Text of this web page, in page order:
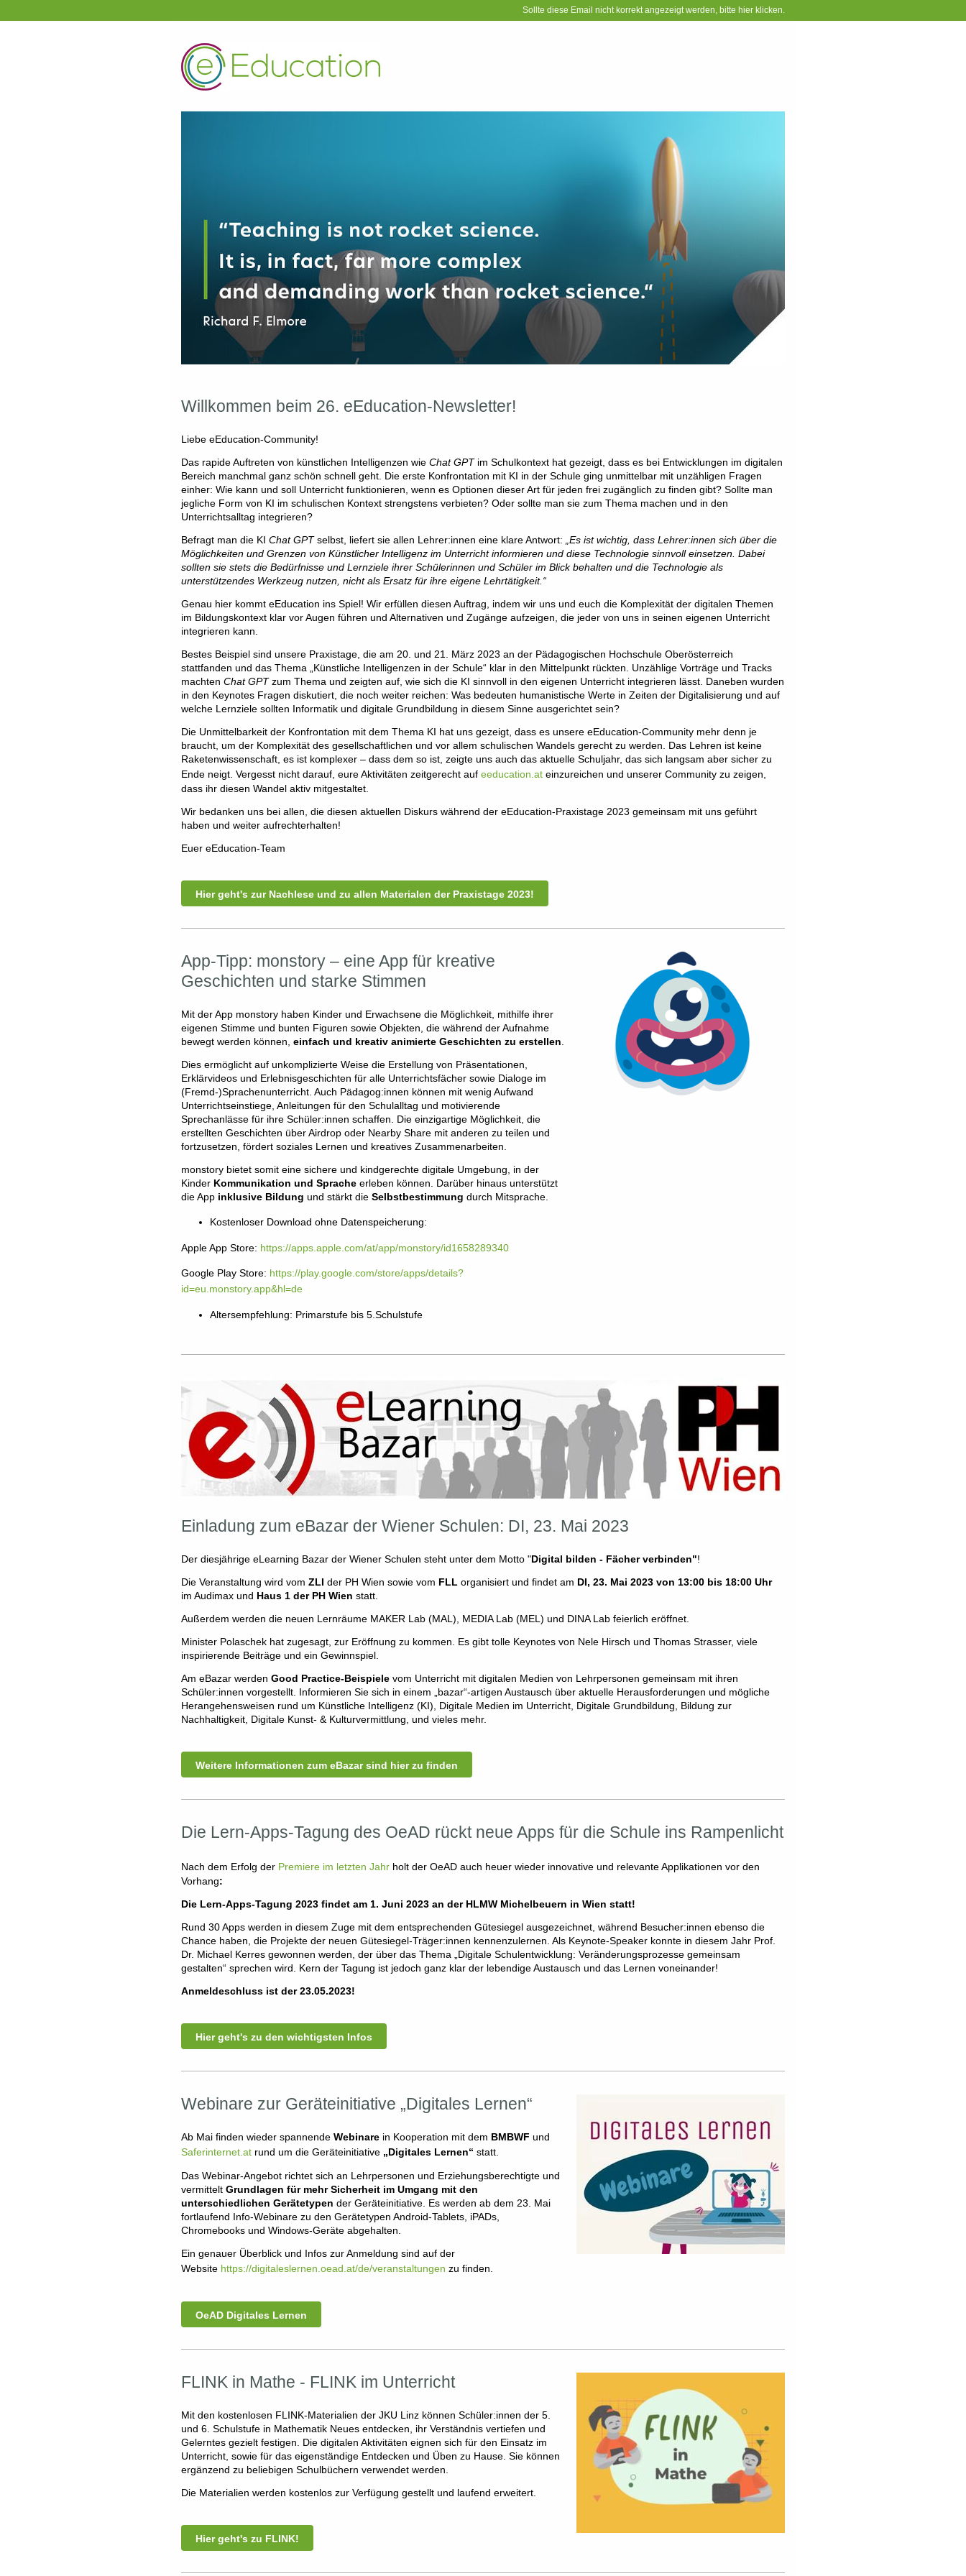
Sollte diese Email nicht korrekt angezeigt werden, bitte hier klicken.
Willkommen beim 26. eEducation-Newsletter!
Liebe eEducation-Community!
Das rapide Auftreten von künstlichen Intelligenzen wie Chat GPT im Schulkontext hat gezeigt, dass es bei Entwicklungen im digitalen
Bereich manchmal ganz schön schnell geht. Die erste Konfrontation mit KI in der Schule ging unmittelbar mit unzähligen Fragen
einher: Wie kann und soll Unterricht funktionieren, wenn es Optionen dieser Art für jeden frei zugänglich zu finden gibt? Sollte man
jegliche Form von KI im schulischen Kontext strengstens verbieten? Oder sollte man sie zum Thema machen und in den
Unterrichtsalltag integrieren?
Befragt man die KI Chat GPTselbst, liefert sie allen Lehrer:innen eine klare Antwort:
„Es ist wichtig, dass Lehrer:innen sich über die
Möglichkeiten und Grenzen von Künstlicher Intelligenz im Unterricht informieren und diese Technologie sinnvoll einsetzen. Dabei
sollten sie stets die Bedürfnisse und Lernziele ihrer Schülerinnen und Schüler im Blick behalten und die Technologie als
unterstützendes Werkzeug nutzen, nicht als Ersatz für ihre eigene Lehrtätigkeit.“
Genau hier kommt eEducation ins Spiel! Wir erfüllen diesen Auftrag, indem wir uns und euch die Komplexität der digitalen Themen
im Bildungskontext klar vor Augen führen und Alternativen und Zugänge aufzeigen, die jeder von uns in seinen eigenen Unterricht
integrieren kann.
Bestes Beispiel sind unsere Praxistage, die am 20. und 21. März 2023 an der Pädagogischen Hochschule Oberösterreich
stattfanden und das Thema „Künstliche Intelligenzen in der Schule“ klar in den Mittelpunkt rückten. Unzählige Vorträge und Tracks
machten Chat GPTzum Thema und zeigten auf, wie sich die KI sinnvoll in den eigenen Unterricht integrieren lässt. Daneben wurden
in den Keynotes Fragen diskutiert, die noch weiter reichen: Was bedeuten humanistische Werte in Zeiten der Digitalisierung und auf
welche Lernziele sollten Informatik und digitale Grundbildung in diesem Sinne ausgerichtet sein?
Die Unmittelbarkeit der Konfrontation mit dem Thema KI hat uns gezeigt, dass es unsere eEducation-Community mehr denn je
braucht, um der Komplexität des gesellschaftlichen und vor allem schulischen Wandels gerecht zu werden. Das Lehren ist keine
Raketenwissenschaft, es ist komplexer – dass dem so ist, zeigte uns auch das aktuelle Schuljahr, das sich langsam aber sicher zu
Ende neigt. Vergesst nicht darauf, eure Aktivitäten zeitgerecht auf eeducation.at einzureichen und unserer Community zu zeigen,
dass ihr diesen Wandel aktiv mitgestaltet.
Wir bedanken uns bei allen, die diesen aktuellen Diskurs während der eEducation-Praxistage 2023 gemeinsam mit uns geführt
haben und weiter aufrechterhalten!
Euer eEducation-Team
Hier geht's zur Nachlese und zu allen Materialen der Praxistage 2023!
App-Tipp: monstory – eine App für kreative
Geschichten und starke Stimmen
Mit der App monstory haben Kinder und Erwachsene die Möglichkeit, mithilfe ihrer
eigenen Stimme und bunten Figuren sowie Objekten, die während der Aufnahme
bewegt werden können, einfach und kreativ animierte Geschichten zu erstellen
Dies ermöglicht auf unkomplizierte Weise die Erstellung von Präsentationen,
Erklärvideos und Erlebnisgeschichten für alle Unterrichtsfächer sowie Dialoge im
(Fremd-)Sprachenunterricht. Auch Pädagog:innen können mit wenig Aufwand
Unterrichtseinstiege, Anleitungen für den Schulalltag und motivierende
Sprechanlässe für ihre Schüler:innen schaffen. Die einzigartige Möglichkeit, die
erstellten Geschichten über Airdrop oder Nearby Share mit anderen zu teilen und
fortzusetzen, fördert soziales Lernen und kreatives Zusammenarbeiten.
monstory bietet somit eine sichere und kindgerechte digitale Umgebung, in der
Kinder Kommunikation und Sprache erleben können. Darüber hinaus unterstützt
die App inklusive Bildung und stärkt die Selbstbestimmung durch Mitsprache.
Kostenloser Download ohne Datenspeicherung:
Apple App Store: https://apps.apple.com/at/app/monstory/id1658289340
Google Play Store: https://play.google.com/store/apps/details?
id=eu.monstory.app&hl=de
Altersempfehlung: Primarstufe bis 5.Schulstufe
Einladung zum eBazar der Wiener Schulen: DI, 23. Mai 2023
Der diesjährige eLearning Bazar der Wiener Schulen steht unter dem Motto "Digital bilden - Fächer verbinden"!
Die Veranstaltung wird vom ZLI der PH Wien sowie vom FLL organisiert und findet am DI, 23. Mai 2023 von 13:00 bis 18:00 Uhr
im Audimax und Haus 1 der PH Wien statt.
Außerdem werden die neuen Lernräume MAKER Lab (MAL), MEDIA Lab (MEL) und DINA Lab feierlich eröffnet.
Minister Polaschek hat zugesagt, zur Eröffnung zu kommen. Es gibt tolle Keynotes von Nele Hirsch und Thomas Strasser, viele
inspirierende Beiträge und ein Gewinnspiel.
Am eBazar werden Good Practice-Beispiele vom Unterricht mit digitalen Medien von Lehrpersonen gemeinsam mit ihren
Schüler:innen vorgestellt. Informieren Sie sich in einem „bazar“-artigen Austausch über aktuelle Herausforderungen und mögliche
Herangehensweisen rund um Künstliche Intelligenz (KI), Digitale Medien im Unterricht, Digitale Grundbildung, Bildung zur
Nachhaltigkeit, Digitale Kunst- & Kulturvermittlung, und vieles mehr.
Weitere Informationen zum eBazar sind hier zu finden
Die Lern-Apps-Tagung des OeAD rückt neue Apps für die Schule ins Rampenlicht
Nach dem Erfolg der Premiere im letzten Jahr holt der OeAD auch heuer wieder innovative und relevante Applikationen vor den
Vorhang:
Die Lern-Apps-Tagung 2023 findet am 1. Juni 2023 an der HLMW Michelbeuern in Wien statt!
Rund 30 Apps werden in diesem Zuge mit dem entsprechenden Gütesiegel ausgezeichnet, während Besucher:innen ebenso die
Chance haben, die Projekte der neuen Gütesiegel-Träger:innen kennenzulernen. Als Keynote-Speaker konnte in diesem Jahr Prof.
Dr. Michael Kerres gewonnen werden, der über das Thema „Digitale Schulentwicklung: Veränderungsprozesse gemeinsam
gestalten“ sprechen wird. Kern der Tagung ist jedoch ganz klar der lebendige Austausch und das Lernen voneinander!
Anmeldeschluss ist der 23.05.2023!
Hier geht's zu den wichtigsten Infos
Webinare zur Geräteinitiative „Digitales Lernen“
Ab Mai finden wieder spannende Webinare in Kooperation mit dem BMBWF und
Saferinternet.at rund um die Geräteinitiative „Digitales Lernen“ statt.
Das Webinar-Angebot richtet sich an Lehrpersonen und Erziehungsberechtigte und
vermittelt Grundlagen für mehr Sicherheit im Umgang mit den
unterschiedlichen Gerätetypen der Geräteinitiative. Es werden ab dem 23. Mai
fortlaufend Info-Webinare zu den Gerätetypen Android-Tablets, iPADs,
Chromebooks und Windows-Geräte abgehalten.
Ein genauer Überblick und Infos zur Anmeldung sind auf der
Website https://digitaleslernen.oead.at/de/veranstaltungen zu finden.
OeAD Digitales Lernen
FLINK in Mathe - FLINK im Unterricht
Mit den kostenlosen FLINK-Materialien der JKU Linz können Schüler:innen der 5.
und 6. Schulstufe in Mathematik Neues entdecken, ihr Verständnis vertiefen und
Gelerntes gezielt festigen. Die digitalen Aktivitäten eignen sich für den Einsatz im
Unterricht, sowie für das eigenständige Entdecken und Üben zu Hause. Sie können
ergänzend zu beliebigen Schulbüchern verwendet werden.
Die Materialien werden kostenlos zur Verfügung gestellt und laufend erweitert.
Hier geht's zu FLINK!